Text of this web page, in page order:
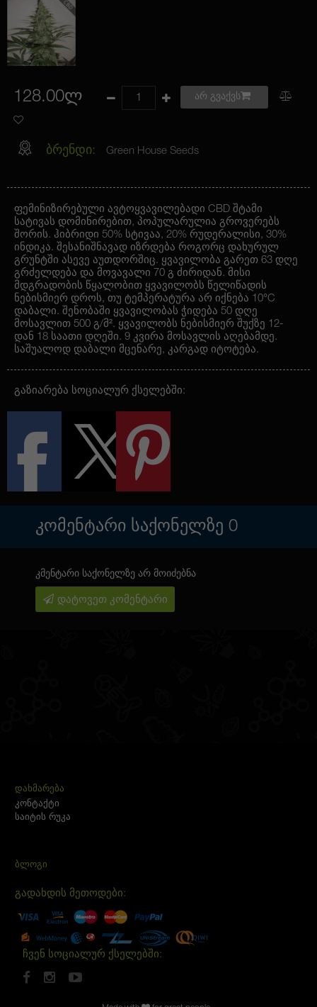
128.00ლ არ გვაქვს
ბრენდი: Green House Seeds
ფემინიზირებული ავტოყვავილებადი CBD შტამი
სატივას დომინირებით, პოპულარულია გროვერებს
შორის. ჰიბრიდი 50% სტივაა, 20% რუდერალისი, 30%
ინდიკა. შესანიშნავად იზრდება როგორც დახურულ
გრუნტში ასევე აუთდორშიც. ყვავილობა გარეთ 63 დღე
გრძელდება და მოვავალი 70 გ ძირიდან. მისი
მდგრადობის წყალობით ყვავილობს წელიწადის
ნებისმიერ დროს, თუ ტემპერატურა არ იქნება 10°C
დაბალი. შენობაში ყვავილობას ჭიდება 50 დღე
მოსავლით 500 გ/მ². ყვავილობს ნებისმიერ შუქზე 12-
დან 18 საათი დღეში. 9 კვირა მოსავლის აღებამდე.
საშუალოდ დაბალი მცენარე, კარგად იტოტება.
გაზიარება სოციალურ ქსელებში:
ᲙᲝᲛᲔᲜᲢᲐᲠᲘ ᲡᲐᲥᲝᲜᲔᲚᲖᲔ 0
კმენტარი საქონელზე არ მოიძებნა
დატოვეთ კომენტარი
ᲓᲐᲮᲛᲐᲠᲔᲑᲐ
კონტაქტი
საიტის რუკა
ᲑᲚᲝᲒᲘ
გადახდის მეთოდები:
ჩვენ სოციალურ ქსელებში: